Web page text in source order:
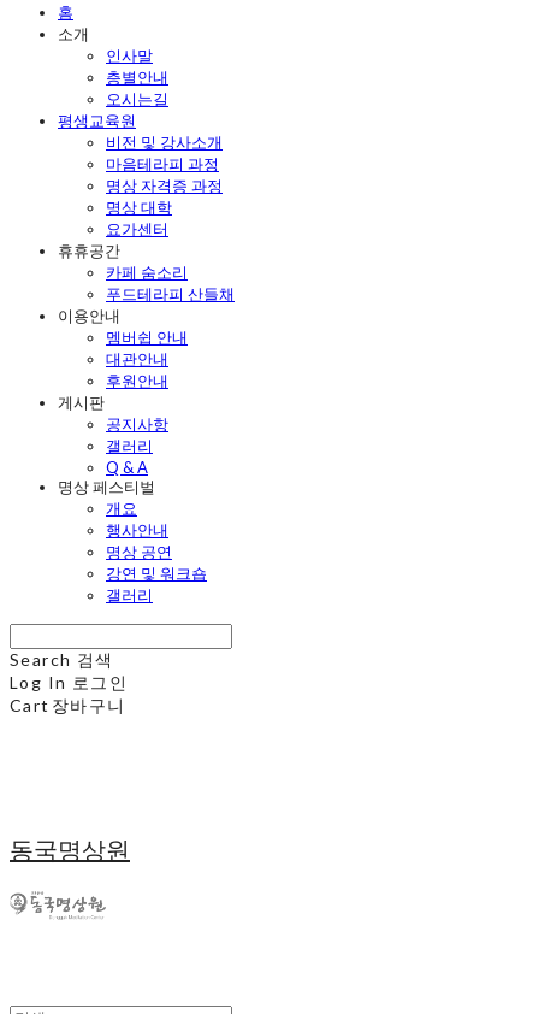
홈
소개
인사말
층별안내
오시는길
평생교육원
비전 및 강사소개
마음테라피 과정
명상 자격증 과정
명상 대학
요가센터
휴휴공간
카페 숨소리
푸드테라피 산들채
이용안내
멤버쉽 안내
대관안내
후원안내
게시판
공지사항
갤러리
Q & A
명상 페스티벌
개요
행사안내
명상 공연
강연 및 워크숍
갤러리
Search 검색
Log In 로그인
Cart 장바구니
동국명상원